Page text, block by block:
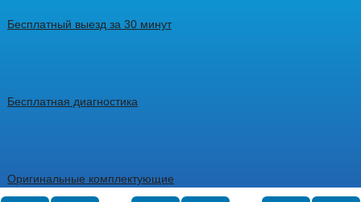
Бесплатный выезд за 30 минут
Бесплатная диагностика
Оригинальные комплектующие